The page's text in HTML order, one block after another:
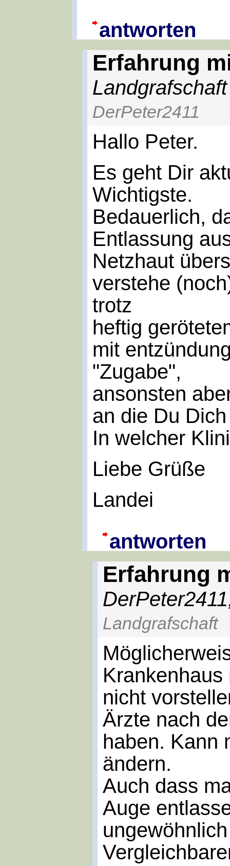
antworten
Erfahrung
Landgrafschaft
DerPeter2411
Hallo Peter.
Es geht Dir
Wichtigste.
Bedauerlich,
Entlassung
Netzhaut
verstehe
trotz
heftig
mit
"Zugabe",
ansonsten
an die Du
In welcher
Liebe Grüße
Landei
antworten
Erfahrung
DerPeter2411
Landgrafschaft
nicht
Ärzte nach
haben. Kann
ändern.
Auch dass
Auge